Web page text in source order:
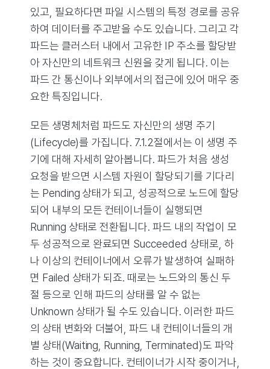
있고, 필요하다면 파일 시스템의 특정 경로를 공유
하여 데이터를 주고받을 수도 있습니다. 그리고 각
파드는 클러스터 내에서 고유한 IP 주소를 할당받
아 자신만의 네트워크 신원을 갖게 됩니다. 이는
파드 간 통신이나 외부에서의 접근에 있어 매우 중
요한 특징입니다.
모든 생명체처럼 파드도 자신만의 생명 주기
(Lifecycle)를 가집니다. 7.1.2절에서는 이 생명 주
기에 대해 자세히 알아봅니다. 파드가 처음 생성
요청을 받으면 시스템 자원이 할당되기를 기다리
는 Pending 상태가 되고, 성공적으로 노드에 할당
되어 내부의 모든 컨테이너들이 실행되면
Running 상태로 전환됩니다. 파드 내의 작업이 모
두 성공적으로 완료되면 Succeeded 상태로, 하
나 이상의 컨테이너에서 오류가 발생하여 실패하
면 Failed 상태가 되죠. 때로는 노드와의 통신 두
절 등으로 인해 파드의 상태를 알 수 없는
Unknown 상태가 될 수도 있습니다. 이러한 파드
의 상태 변화와 더불어, 파드 내 컨테이너들의 개
별 상태(Waiting, Running, Terminated)도 파악
하는 것이 중요합니다. 컨테이너가 시작 중이거나,